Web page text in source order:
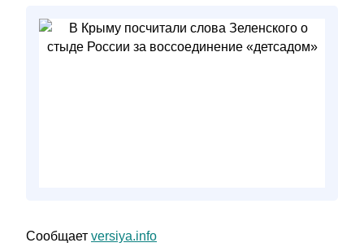
Сообщает versiya.info